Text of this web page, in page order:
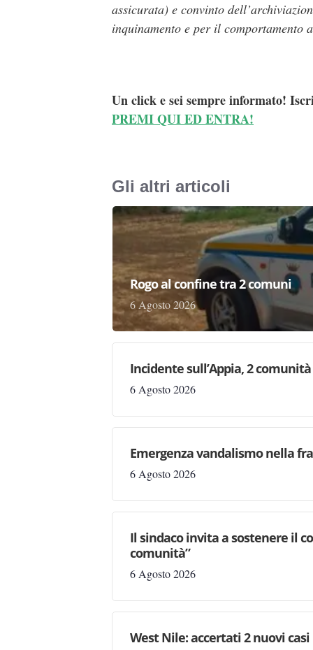
assicurata) e convinto
inquinamento e per il
Un click e sei sempre informato!
PREMI QUI ED ENTRA!
Gli altri articoli
Rogo al confine tra 2 comuni
6 Agosto 2026
Incidente sull’Appia, 2
6 Agosto 2026
Emergenza vandalismo nella
6 Agosto 2026
Il sindaco invita a sostenere il
comunità”
6 Agosto 2026
West Nile: accertati 2 nuovi